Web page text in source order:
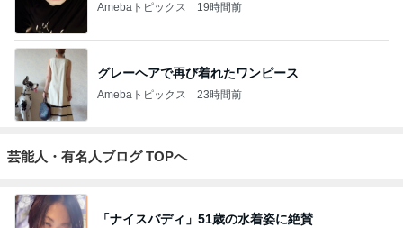
Amebaトピックス 19時間前
グレーヘアで再び着れたワンピース
Amebaトピックス 23時間前
芸能人・有名人ブログ TOPへ
「ナイスバディ」51歳の水着姿に絶賛